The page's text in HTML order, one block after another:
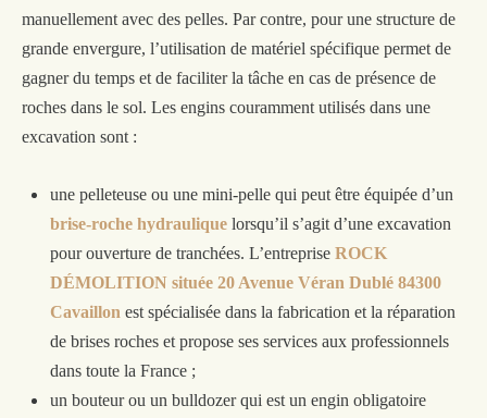
manuellement avec des pelles. Par contre, pour une structure de
grande envergure, l’utilisation de matériel spécifique permet de
gagner du temps et de faciliter la tâche en cas de présence de
roches dans le sol. Les engins couramment utilisés dans une
excavation sont :
une pelleteuse ou une mini-pelle qui peut être équipée d’un
brise-roche hydraulique lorsqu’il s’agit d’une excavation
pour ouverture de tranchées. L’entreprise ROCK
DÉMOLITION située 20 Avenue Véran Dublé 84300
Cavaillon est spécialisée dans la fabrication et la réparation
de brises roches et propose ses services aux professionnels
dans toute la France ;
un bouteur ou un bulldozer qui est un engin obligatoire